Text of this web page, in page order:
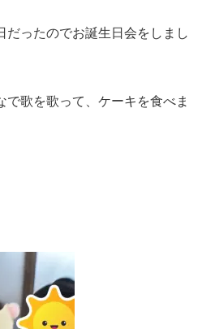
だったのでお誕生日会をしまし
で歌を歌って、ケーキを食べま